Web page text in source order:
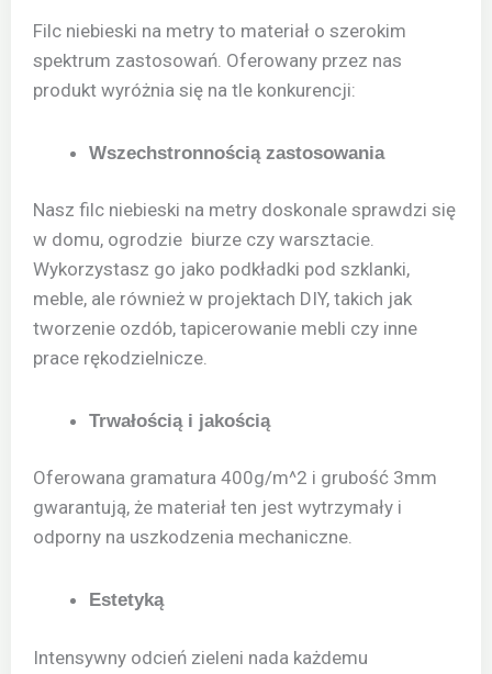
Filc niebieski na metry to materiał o szerokim
spektrum zastosowań. Oferowany przez nas
produkt wyróżnia się na tle konkurencji:
Wszechstronnością zastosowania
Nasz filc niebieski na metry doskonale sprawdzi się
w domu, ogrodzie biurze czy warsztacie.
Wykorzystasz go jako podkładki pod szklanki,
meble, ale również w projektach DIY, takich jak
tworzenie ozdób, tapicerowanie mebli czy inne
prace rękodzielnicze.
Trwałością i jakością
Oferowana gramatura 400g/m^2 i grubość 3mm
gwarantują, że materiał ten jest wytrzymały i
odporny na uszkodzenia mechaniczne.
Estetyką
Intensywny odcień zieleni nada każdemu